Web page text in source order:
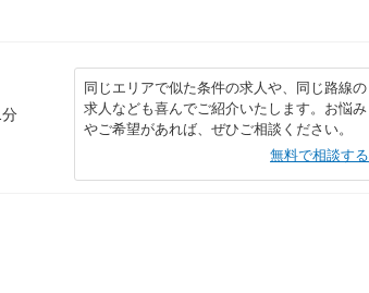
同じエリアで似た条件の求人や、同じ路線の
求人なども喜んでご紹介いたします。お悩み
やご希望があれば、ぜひご相談ください。
無料で相談する